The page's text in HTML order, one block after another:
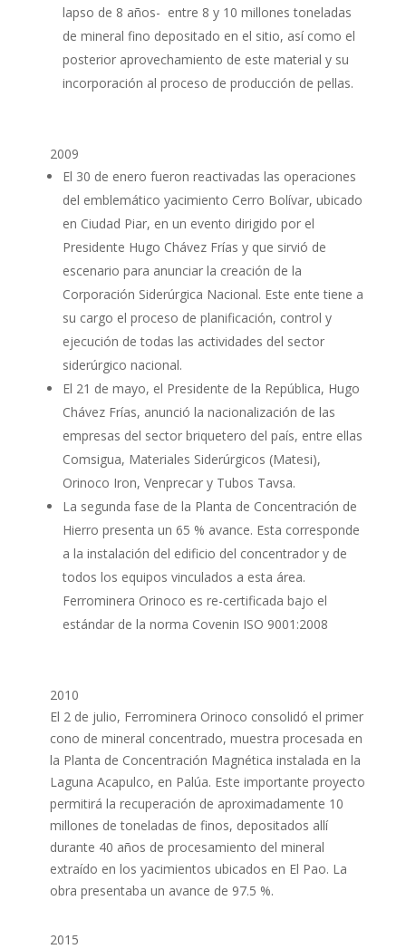
lapso de 8 años- entre 8 y 10 millones toneladas
de mineral fino depositado en el sitio, así como el
posterior aprovechamiento de este material y su
incorporación al proceso de producción de pellas.
2009
El 30 de enero fueron reactivadas las operaciones
del emblemático yacimiento Cerro Bolívar, ubicado
en Ciudad Piar, en un evento dirigido por el
Presidente Hugo Chávez Frías y que sirvió de
escenario para anunciar la creación de la
Corporación Siderúrgica Nacional. Este ente tiene a
su cargo el proceso de planificación, control y
ejecución de todas las actividades del sector
siderúrgico nacional.
El 21 de mayo, el Presidente de la República, Hugo
Chávez Frías, anunció la nacionalización de las
empresas del sector briquetero del país, entre ellas
Comsigua, Materiales Siderúrgicos (Matesi),
Orinoco Iron, Venprecar y Tubos Tavsa.
La segunda fase de la Planta de Concentración de
Hierro presenta un 65 % avance. Esta corresponde
a la instalación del edificio del concentrador y de
todos los equipos vinculados a esta área.
Ferrominera Orinoco es re-certificada bajo el
estándar de la norma Covenin ISO 9001:2008
2010
El 2 de julio, Ferrominera Orinoco consolidó el primer
cono de mineral concentrado, muestra procesada en
la Planta de Concentración Magnética instalada en la
Laguna Acapulco, en Palúa. Este importante proyecto
permitirá la recuperación de aproximadamente 10
millones de toneladas de finos, depositados allí
durante 40 años de procesamiento del mineral
extraído en los yacimientos ubicados en El Pao. La
obra presentaba un avance de 97.5 %.
2015